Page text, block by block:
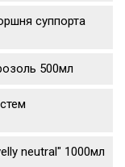
суппорта
500мл
neutral" 1000мл